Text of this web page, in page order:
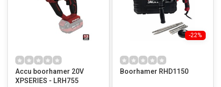
Accu boorhamer 20V
XPSERIES - LRH755
-22%
Boorhamer RHD1150